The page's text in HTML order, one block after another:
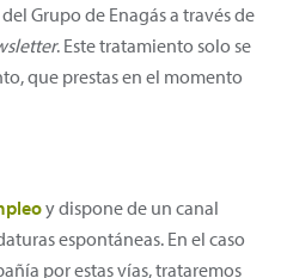
Grupo de Enagás a través de
. Este tratamiento solo se
que prestas en el momento
y dispone de un canal
espontáneas. En el caso
por estas vías, trataremos